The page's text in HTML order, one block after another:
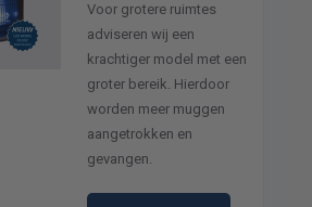
Voor grotere ruimtes
adviseren wij een
krachtiger model met een
groter bereik. Hierdoor
worden meer muggen
aangetrokken en
gevangen.